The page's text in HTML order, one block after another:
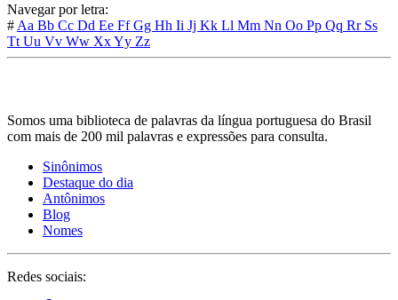
Navegar por letra:
# Aa Bb Cc Dd Ee FfGg Hh Ii Jj Kk Ll Mm Nn Oo Pp Qq Rr Ss
Tt Uu Vv Ww XxYy Zz
Somos uma biblioteca de palavras da língua portuguesa do Brasil
com mais de 200 mil palavras e expressões para consulta.
Sinônimos
Destaque do dia
Antônimos
Blog
Nomes
Redes sociais: